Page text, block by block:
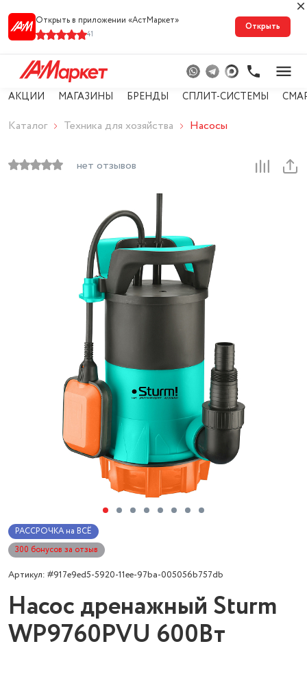
Открыть в приложении «АстМарке‪т‬»
41
Открыть
АКЦИИ МАГАЗИНЫ БРЕНДЫ СПЛИТ-СИСТЕМЫ
Каталог Техника для хозяйства Насосы
нет отзывов
РАССРОЧКА на ВСЁ
300 бонусов за отзыв
Артикул: #917e9ed5-5920-11ee-97ba-005056b757db
Насос дренажный Sturm
WP9760PVU 600Вт